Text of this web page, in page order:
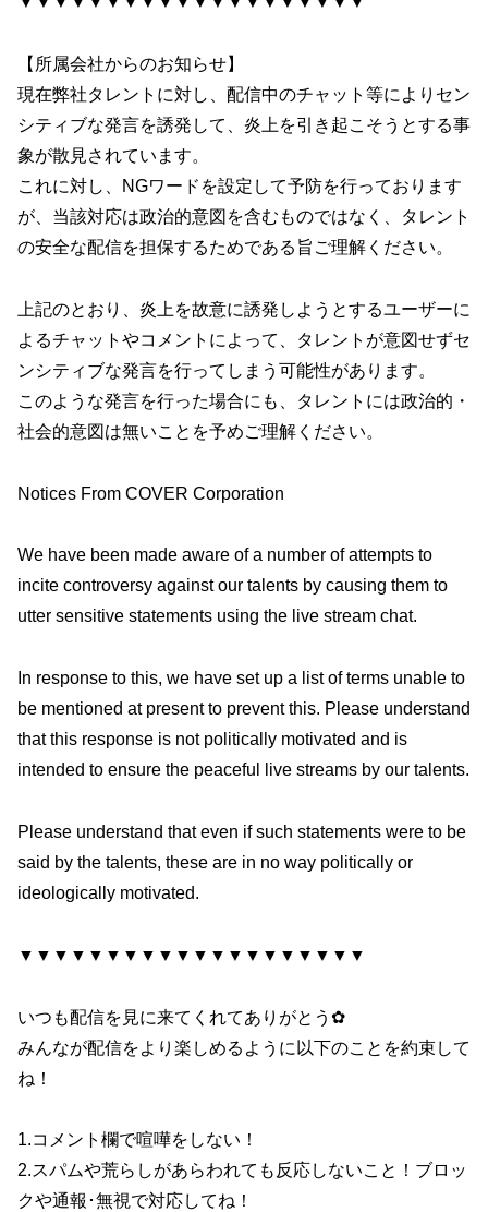
【所属会社からのお知らせ】
現在弊社タレントに対し、配信中のチャット等によりセン
シティブな発言を誘発して、炎上を引き起こそうとする事
象が散見されています。
これに対し、NGワードを設定して予防を行っております
が、当該対応は政治的意図を含むものではなく、タレント
の安全な配信を担保するためである旨ご理解ください。
上記のとおり、炎上を故意に誘発しようとするユーザーに
よるチャットやコメントによって、タレントが意図せずセ
ンシティブな発言を行ってしまう可能性があります。
このような発言を行った場合にも、タレントには政治的・
社会的意図は無いことを予めご理解ください。
Notices From COVER Corporation
We have been made aware of a number of attempts to
incite controversy against our talents by causing them to
utter sensitive statements using the live stream chat.
In response to this, we have set up a list of terms unable to
be mentioned at present to prevent this. Please understand
that this response is not politically motivated and is
intended to ensure the peaceful live streams by our talents.
Please understand that even if such statements were to be
said by the talents, these are in no way politically or
ideologically motivated.
▼▼▼▼▼▼▼▼▼▼▼▼▼▼▼▼▼▼▼▼
いつも配信を見に来てくれてありがとう✿
みんなが配信をより楽しめるように以下のことを約束して
ね！
1.コメント欄で喧嘩をしない！
2.スパムや荒らしがあらわれても反応しないこと！ブロッ
クや通報･無視で対応してね！